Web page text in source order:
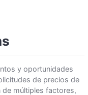
y oportunidades
de precios de
múltiples factores,